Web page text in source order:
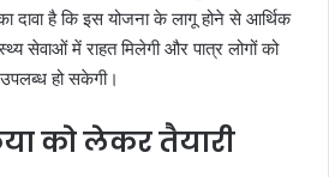
दावा है कि इस योजना के लागू होने से आर्थिक
सेवाओं में राहत मिलेगी और पात्र लोगों को
हो सकेगी।
को लेकर तैयारी